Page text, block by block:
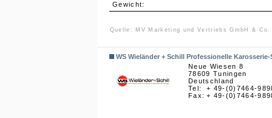
Gewicht:
Quelle: MV Marketing und Vertriebs GmbH &
WS Wieländer + Schill Professionelle
Neue Wiesen 8
78609 Tuningen
Deutschland
Tel:
Fax:
+ 49-(0)7464-
+ 49-(0)7464-